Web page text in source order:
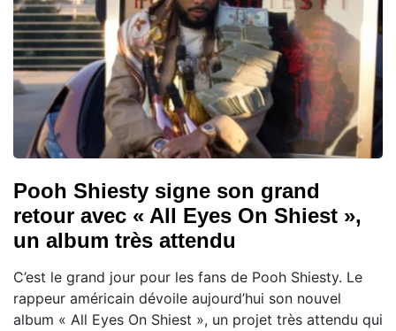
Pooh Shiesty signe son grand
retour avec « All Eyes On Shiest »,
un album très attendu
C’est le grand jour pour les fans de Pooh Shiesty. Le
rappeur américain dévoile aujourd’hui son nouvel
album « All Eyes On Shiest », un projet très attendu qui